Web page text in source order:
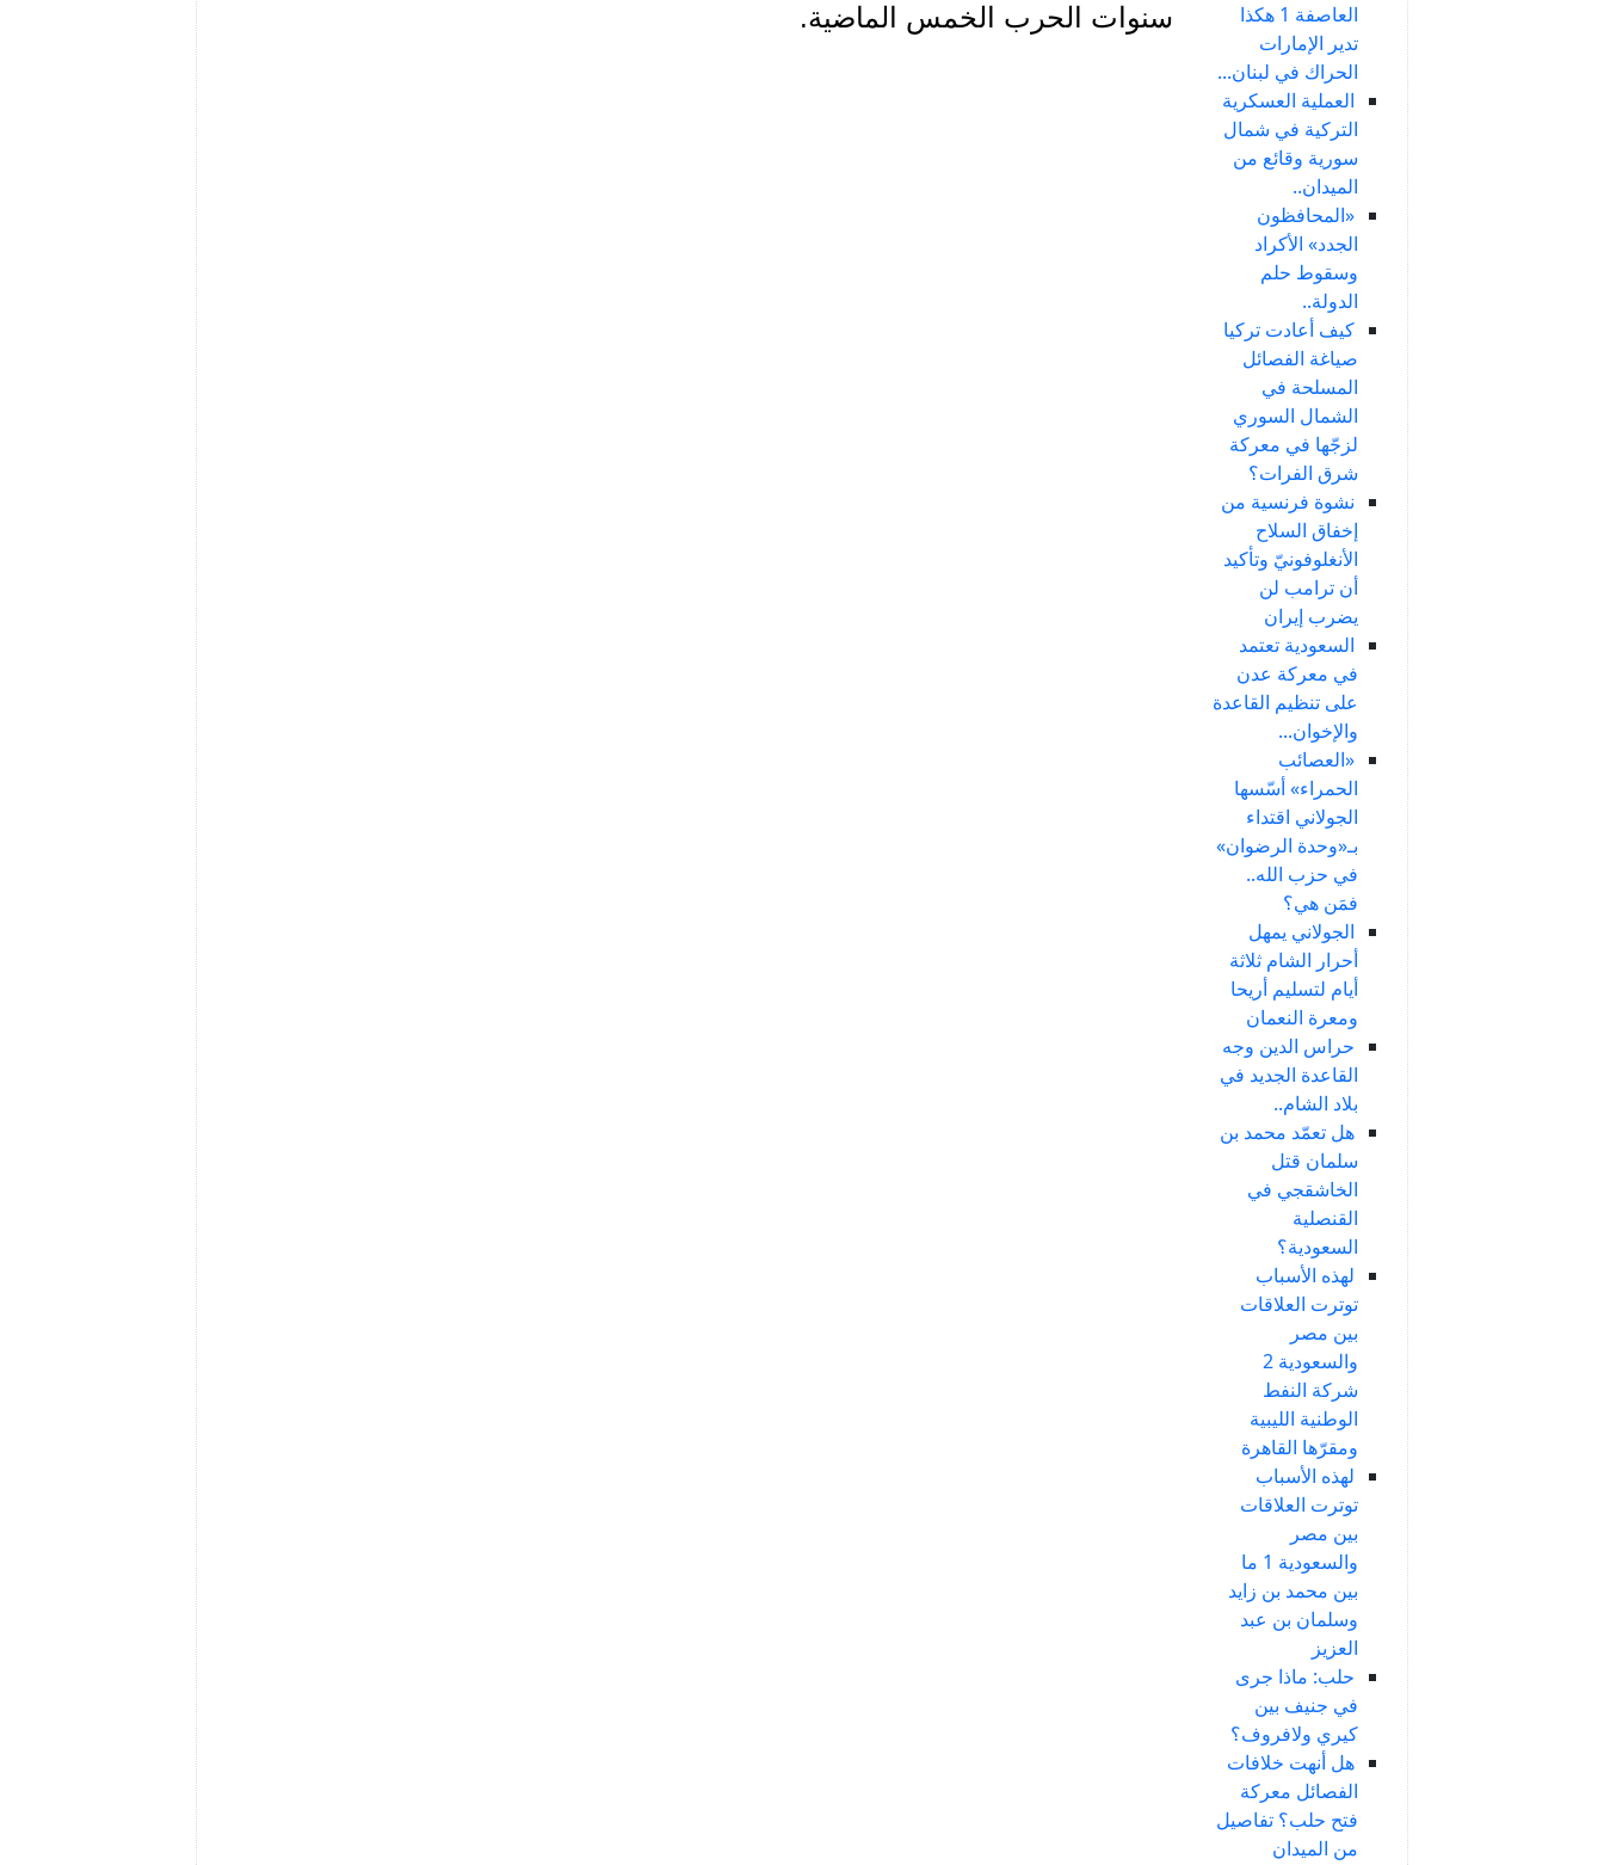
العاصفة 1 هكذا
تدير الإمارات
الحراك في لبنان...
العملية العسكرية
التركية في شمال
سورية وقائع من
الميدان..
«المحافظون
الجدد» الأكراد
وسقوط حلم
الدولة..
كيف أعادت تركيا
صياغة الفصائل
المسلحة في
الشمال السوري
لزجّها في معركة
شرق الفرات؟
نشوة فرنسية من
إخفاق السلاح
الأنغلوفونيّ وتأكيد
أن ترامب لن
يضرب إيران
السعودية تعتمد
في معركة عدن
على تنظيم القاعدة
والإخوان...
«العصائب
الحمراء» أسّسها
الجولاني اقتداء
بـ«وحدة الرضوان»
في حزب الله..
فمَن هي؟
الجولاني يمهل
أحرار الشام ثلاثة
أيام لتسليم أريحا
ومعرة النعمان
حراس الدين وجه
القاعدة الجديد في
بلاد الشام..
هل تعمّد محمد بن
سلمان قتل
الخاشقجي في
القنصلية
السعودية؟
لهذه الأسباب
توترت العلاقات
بين مصر
والسعودية 2
شركة النفط
الوطنية الليبية
ومقرّها القاهرة
لهذه الأسباب
توترت العلاقات
بين مصر
والسعودية 1 ما
بين محمد بن زايد
وسلمان بن عبد
العزيز
حلب: ماذا جرى
في جنيف بين
كيري ولافروف؟
هل أنهت خلافات
الفصائل معركة
فتح حلب؟ تفاصيل
من الميدان
سنوات الحرب الخمس الماضية.